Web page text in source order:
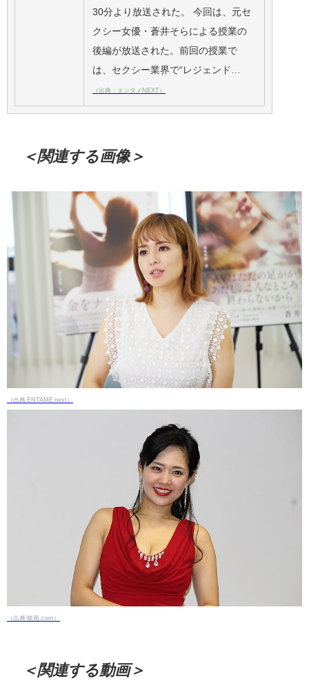
30分より放送された。 今回は、元セ
クシー女優・蒼井そらによる授業の
後編が放送された。前回の授業で
は、セクシー業界で“レジェンド…
（出典：エンタメNEXT）
＜関連する画像＞
（出典 ENTAME next）
（出典 映画.com）
＜関連する動画＞